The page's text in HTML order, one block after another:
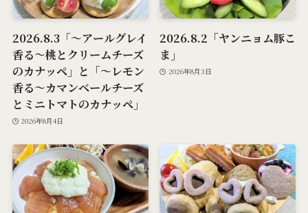
2026.8.3「～アールグレイ
香る～桃とクリームチーズ
のカナッペ」と「～レモン
香る～カマンベールチーズ
とミニトマトのカナッペ」
2026年8月4日
2026.8.2「ヤンニョム豚こ
ま」
2026年8月3日